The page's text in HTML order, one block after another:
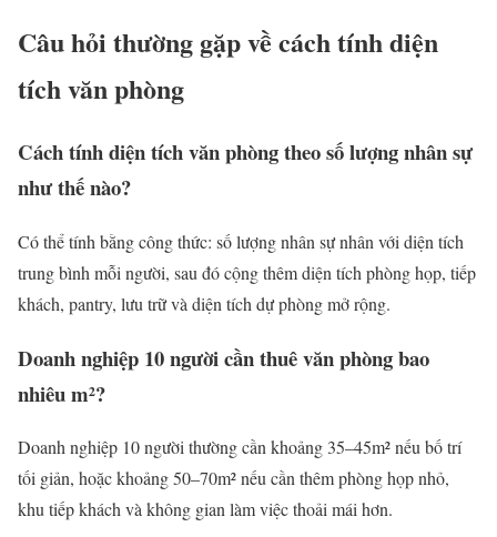
Câu hỏi thường gặp về cách tính diện
tích văn phòng
Cách tính diện tích văn phòng theo số lượng nhân sự
như thế nào?
Có thể tính bằng công thức: số lượng nhân sự nhân với diện tích
trung bình mỗi người, sau đó cộng thêm diện tích phòng họp, tiếp
khách, pantry, lưu trữ và diện tích dự phòng mở rộng.
Doanh nghiệp 10 người cần thuê văn phòng bao
nhiêu m²?
Doanh nghiệp 10 người thường cần khoảng 35–45m² nếu bố trí
tối giản, hoặc khoảng 50–70m² nếu cần thêm phòng họp nhỏ,
khu tiếp khách và không gian làm việc thoải mái hơn.